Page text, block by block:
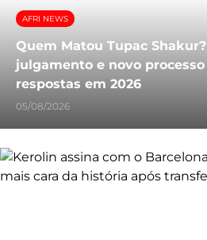
AFRI NEWS
Quem Matou Tupac
julgamento e novo
respostas em 2026
05/08/2026